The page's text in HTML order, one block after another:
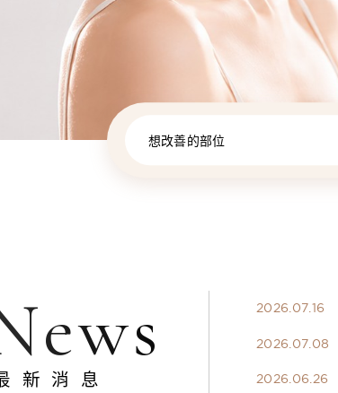
想改善的部位
新消息
2026.07.16
2026.07.08
2026.06.26